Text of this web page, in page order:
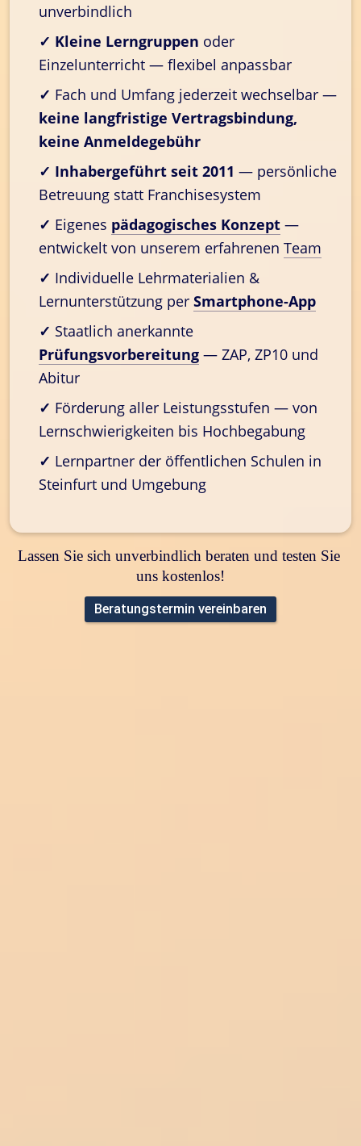
unverbindlich
✓ Kleine Lerngruppen oder
Einzelunterricht — flexibel anpassbar
✓
keine langfristige Vertragsbindung,
keine Anmeldegebühr
✓ Inhabergeführt seit 2011 — persönliche
Betreuung statt Franchisesystem
✓ Eigenes pädagogisches Konzept —
entwickelt von unserem erfahrenen Team
✓ Individuelle Lehrmaterialien &
Lernunterstützung per Smartphone-App
✓
Prüfungsvorbereitung — ZAP, ZP10 und
Abitur
✓ Förderung aller Leistungsstufen — von
Lernschwierigkeiten bis Hochbegabung
✓ Lernpartner der öffentlichen Schulen in
Steinfurt und Umgebung
Lassen Sie sich unverbindlich beraten und testen Sie
uns kostenlos!
Beratungstermin vereinbaren